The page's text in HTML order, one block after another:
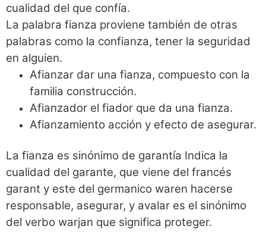
cualidad del que confía.
La palabra fianza proviene también de otras
palabras como la confianza, tener la seguridad
en alguien.
Afianzar dar una fianza, compuesto con la
familia construcción.
Afianzador el fiador que da una fianza.
Afianzamiento acción y efecto de asegurar.
La fianza es sinónimo de garantía Indica la
cualidad del garante, que viene del francés
garant y este del germanico waren hacerse
responsable, asegurar, y avalar es el sinónimo
del verbo warjan que significa proteger.